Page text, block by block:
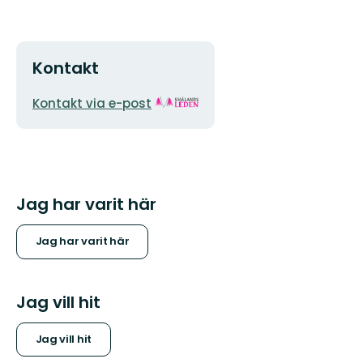
Kontakt
E-
Kontakt via e-post Organisationens
Jag har varit här
Jag har varit här
Jag vill hit
Jag vill hit